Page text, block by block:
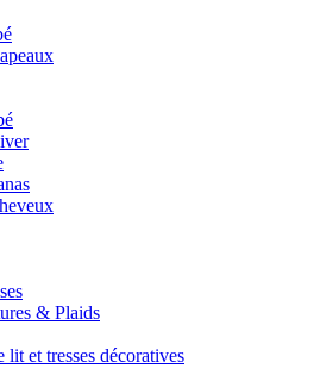
& Plaids
lit et tresses décoratives